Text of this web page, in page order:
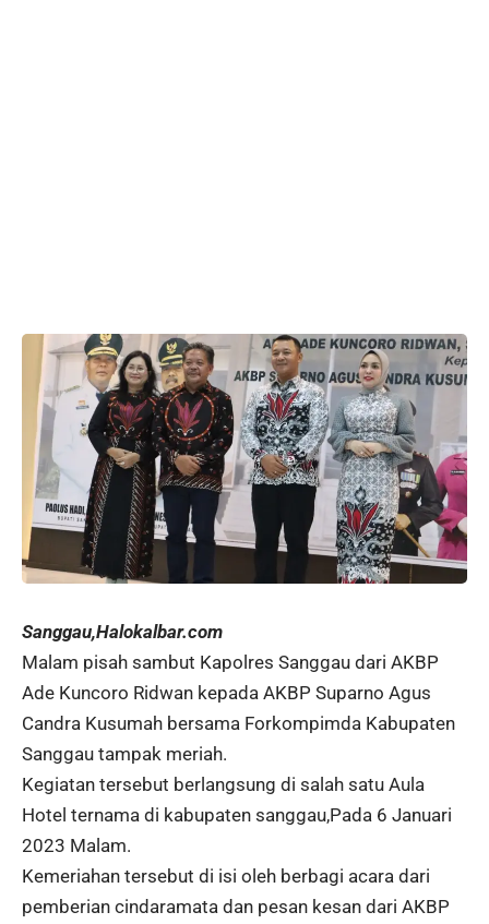
Sanggau,Halokalbar.com
Malam pisah sambut Kapolres Sanggau dari AKBP
Ade Kuncoro Ridwan kepada AKBP Suparno Agus
Candra Kusumah bersama Forkompimda Kabupaten
Sanggau tampak meriah.
Kegiatan tersebut berlangsung di salah satu Aula
Hotel ternama di kabupaten sanggau,Pada 6 Januari
2023 Malam.
Kemeriahan tersebut di isi oleh berbagi acara dari
pemberian cindaramata dan pesan kesan dari AKBP